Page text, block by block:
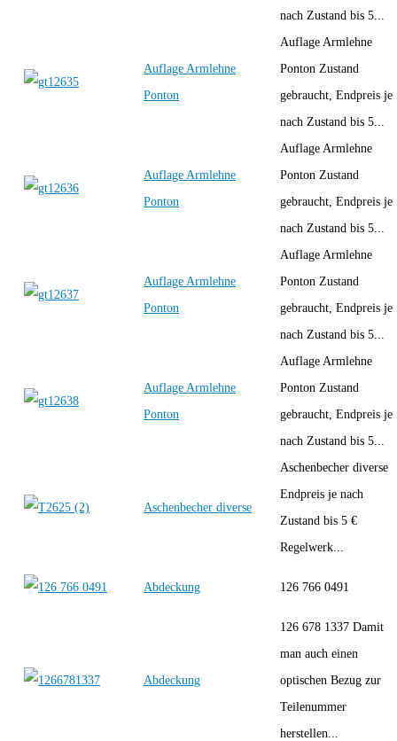
nach Zustand bis 5...
Auflage Armlehne
Ponton
Auflage Armlehne
Ponton Zustand
gebraucht, Endpreis je
nach Zustand bis 5...
Auflage Armlehne
Ponton
Auflage Armlehne
Ponton Zustand
gebraucht, Endpreis je
nach Zustand bis 5...
Auflage Armlehne
Ponton
Auflage Armlehne
Ponton Zustand
gebraucht, Endpreis je
nach Zustand bis 5...
Auflage Armlehne
Ponton
Auflage Armlehne
Ponton Zustand
gebraucht, Endpreis je
nach Zustand bis 5...
Aschenbecher diverse
Aschenbecher diverse
Endpreis je nach
Zustand bis 5 €
Regelwerk...
Abdeckung 126 766 0491
Abdeckung
126 678 1337 Damit
man auch einen
optischen Bezug zur
Teilenummer
herstellen...